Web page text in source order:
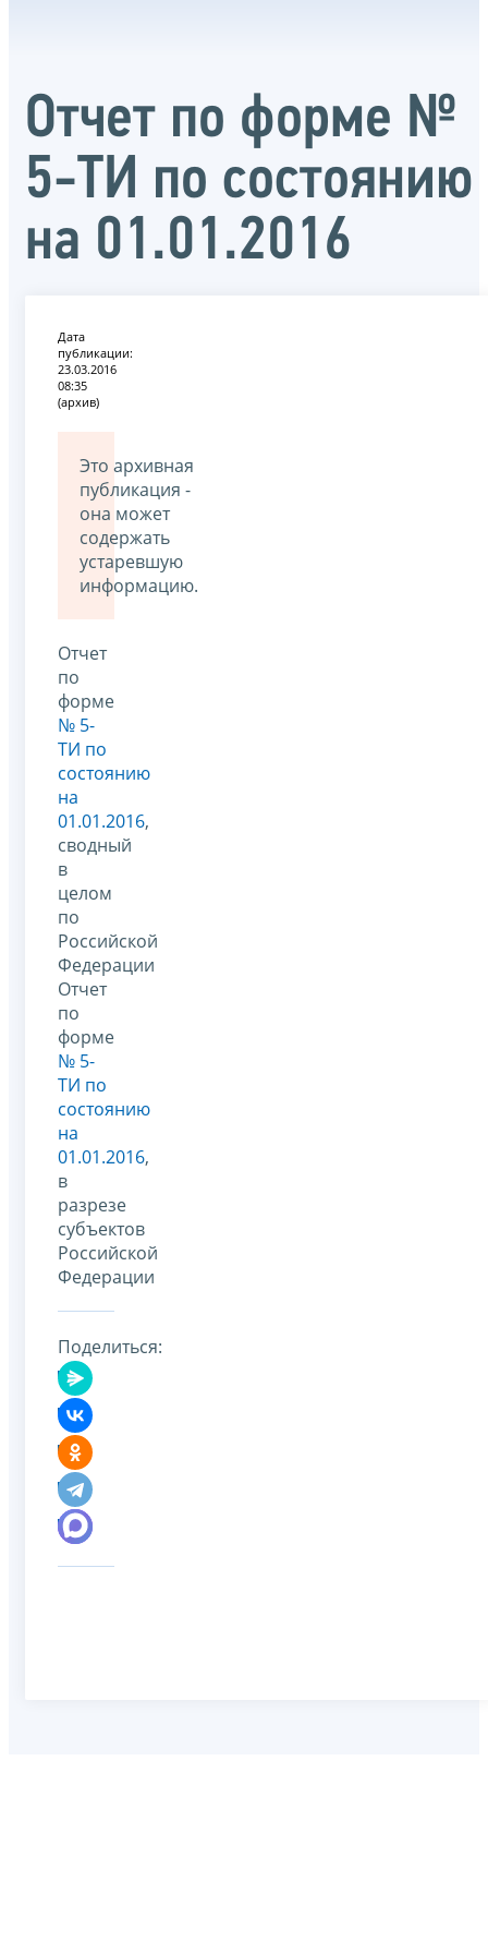
Отчет по форме №
5-ТИ по состоянию
на 01.01.2016
Дата
публикации:
23.03.2016
08:35
(архив)
Это архивная
публикация -
она может
содержать
устаревшую
информацию.
Отчет
по
форме
№ 5-
ТИ по
состоянию
на
01.01.2016,
сводный
в
целом
по
Российской
Федерации
Отчет
по
форме
№ 5-
ТИ по
состоянию
на
01.01.2016,
в
разрезе
субъектов
Российской
Федерации
Поделиться: